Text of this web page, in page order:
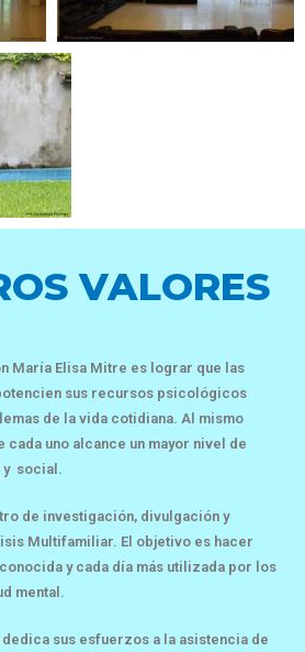
VALORES
María Elisa Mitre es lograr que las
sus recursos psicológicos
de la vida cotidiana. Al mismo
cada uno alcance un mayor nivel de
y social.
de investigación, divulgación y
Multifamiliar. El objetivo es hacer
y cada día más utilizada por los
mental.
sus esfuerzos a la asistencia de